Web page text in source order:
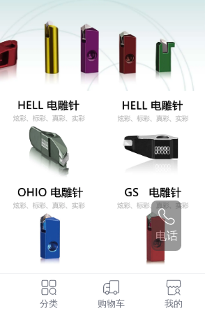
电话
分类 购物车 我的